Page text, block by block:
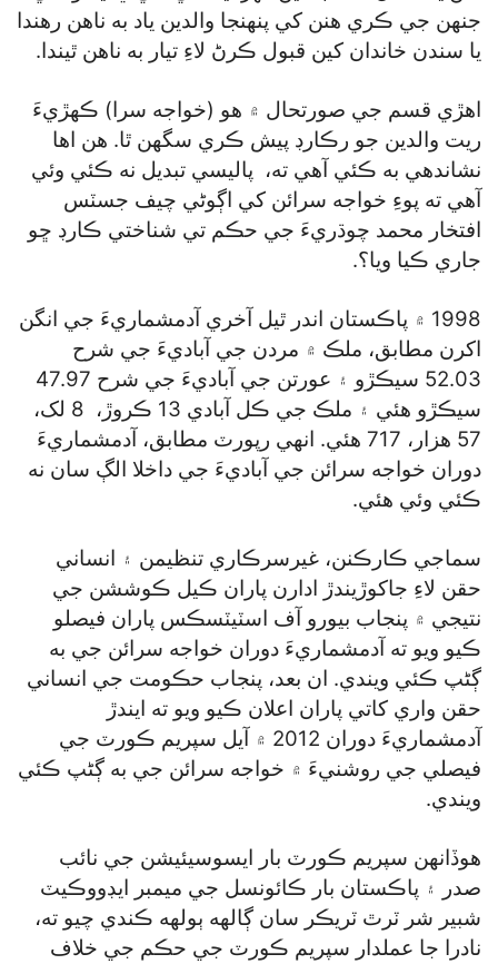
جنهن جي ڪري هنن کي پنهنجا والدين ياد به ناهن رهندا
يا سندن خاندان کين قبول ڪرڻ لاءِ تيار به ناهن ٿيندا.
اهڙي قسم جي صورتحال ۾ هو (خواجه سرا) ڪهڙيءَ
ريت والدين جو رڪارڊ پيش ڪري سگھن ٿا. هن اها
نشاندهي به ڪئي آهي ته، پاليسي تبديل نه ڪئي وئي
آهي ته پوءِ خواجه سرائن کي اڳوڻي چيف جسٽس
افتخار محمد چوڌريءَ جي حڪم تي شناختي ڪارڊ ڇو
جاري ڪيا ويا؟.
1998 ۾ پاڪستان اندر ٿيل آخري آدمشماريءَ جي انگن
اکرن مطابق، ملڪ ۾ مردن جي آباديءَ جي شرح
52.03 سيڪڙو ۽ عورتن جي آباديءَ جي شرح 47.97
سيڪڙو هئي ۽ ملڪ جي ڪل آبادي 13 ڪروڙ، 8 لک،
57 هزار، 717 هئي. انهي رپورٽ مطابق، آدمشماريءَ
دوران خواجه سرائن جي آباديءَ جي داخلا الڳ سان نه
ڪئي وئي هئي.
سماجي ڪارڪنن، غيرسرڪاري تنظيمن ۽ انساني
حقن لاءِ جاکوڙيندڙ ادارن پاران ڪيل ڪوششن جي
نتيجي ۾ پنجاب بيورو آف اسٽيٽسڪس پاران فيصلو
ڪيو ويو ته آدمشماريءَ دوران خواجه سرائن جي به
ڳڻپ ڪئي ويندي. ان بعد، پنجاب حڪومت جي انساني
حقن واري کاتي پاران اعلان ڪيو ويو ته ايندڙ
آدمشماريءَ دوران 2012 ۾ آيل سپريم ڪورٽ جي
فيصلي جي روشنيءَ ۾ خواجه سرائن جي به ڳڻپ ڪئي
ويندي.
هوڏانهن سپريم ڪورٽ بار ايسوسيئيشن جي نائب
صدر ۽ پاڪستان بار ڪائونسل جي ميمبر ايڊووڪيٽ
شبير شر ٽرٿ ٽريڪر سان ڳالهه ٻولهه ڪندي چيو ته،
نادرا جا عملدار سپريم ڪورٽ جي حڪم جي خلاف